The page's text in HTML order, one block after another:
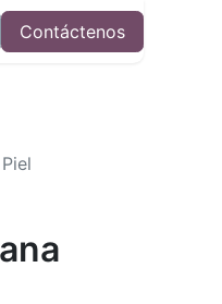
Contáctenos